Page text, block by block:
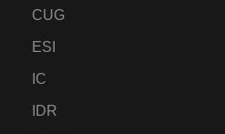
CUG
ESI
IC
IDR